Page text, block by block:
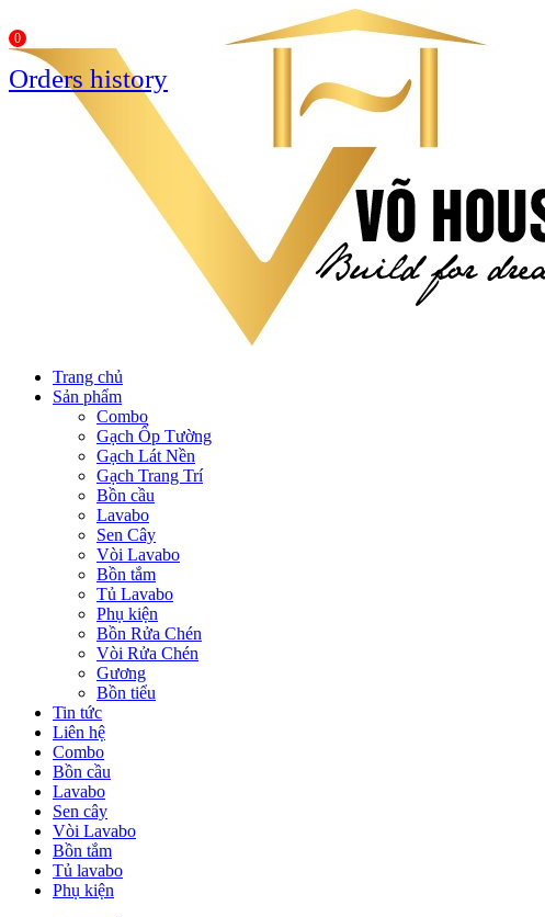
Trang chủ
Sản phẩm
Combo
Gạch Ốp Tường
Gạch Lát Nền
Gạch Trang Trí
Bồn cầu
Lavabo
Sen Cây
Vòi Lavabo
Bồn tắm
Tủ Lavabo
Phụ kiện
Bồn Rửa Chén
Vòi Rửa Chén
Gương
Bồn tiểu
Tin tức
Liên hệ
Combo
Bồn cầu
Lavabo
Sen cây
Vòi Lavabo
Bồn tắm
Tủ lavabo
Phụ kiện
0
Orders history